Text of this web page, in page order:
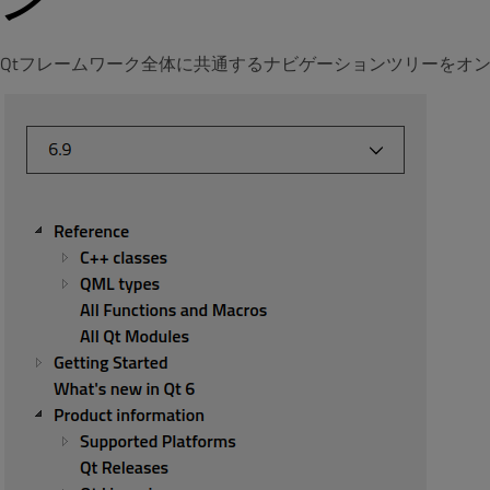
Qtフレームワーク全体に共通するナビゲーションツリーをオ